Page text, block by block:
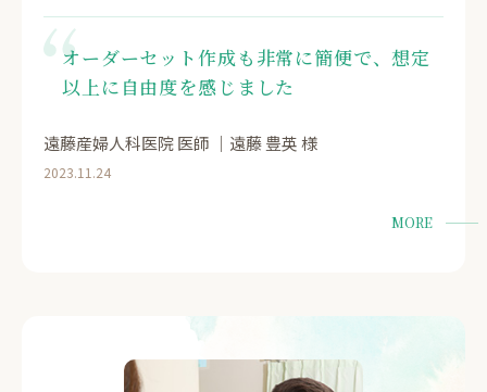
オーダーセット作成も非常に簡便で、想定
以上に自由度を感じました
遠藤産婦人科医院 医師 ｜遠藤 豊英 様
2023.11.24
MORE